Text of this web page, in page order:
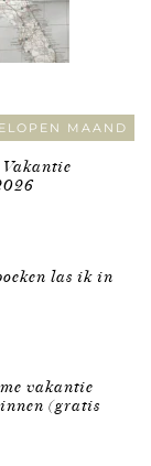
MAAND
Vakantie
las ik in
vakantie
(gratis